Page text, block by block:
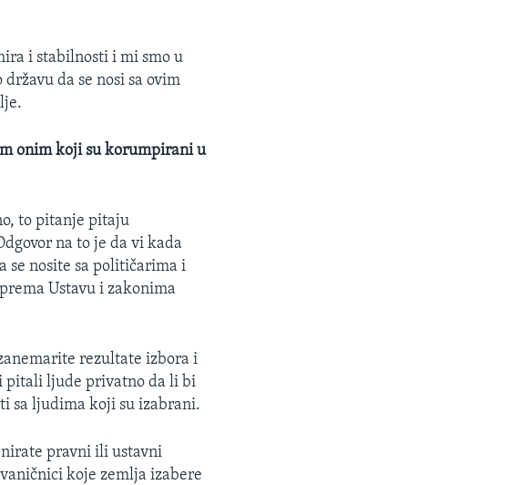
i stabilnosti i mi smo u
da se nosi sa ovim
onim koji su korumpirani u
to pitanje pitaju
na to je da vi kada
se nosite sa političarima i
Ustavu i zakonima
rezultate izbora i
pitali ljude privatno da li bi
sa ljudima koji su izabrani.
pravni ili ustavni
koje zemlja izabere